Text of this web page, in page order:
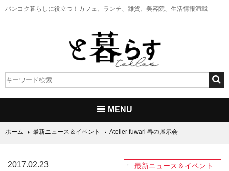
バンコク暮らしに役立つ！ カフェ、ランチ、雑貨、美容院、生活情報満載
MENU
ホーム 最新ニュース＆イベント Atelier fuwari 春の展示会
2017.02.23 最新ニュース＆イベント